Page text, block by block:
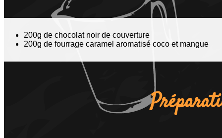
200g de chocolat noir de couverture
200g de fourrage caramel aromatisé coco et mangue